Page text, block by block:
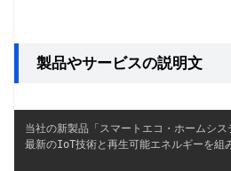
製品やサービスの説明文
当社の新製品「スマートエコ・ホームシス
最新のIoT技術と再生可能エネルギーを組